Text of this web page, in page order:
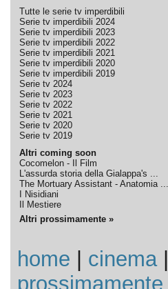
Tutte le serie tv imperdibili
Serie tv imperdibili 2024
Serie tv imperdibili 2023
Serie tv imperdibili 2022
Serie tv imperdibili 2021
Serie tv imperdibili 2020
Serie tv imperdibili 2019
Serie tv 2024
Serie tv 2023
Serie tv 2022
Serie tv 2021
Serie tv 2020
Serie tv 2019
Altri coming soon
Cocomelon - Il Film
L'assurda storia della Gialappa's ...
The Mortuary Assistant - Anatomia ...
I Nisidiani
Il Mestiere
Altri prossimamente »
home cinema|
prossimamente